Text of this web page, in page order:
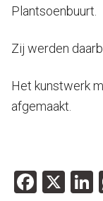
Plantsoenbuurt.
Zij werden
Het kunstwerk
afgemaakt.
X